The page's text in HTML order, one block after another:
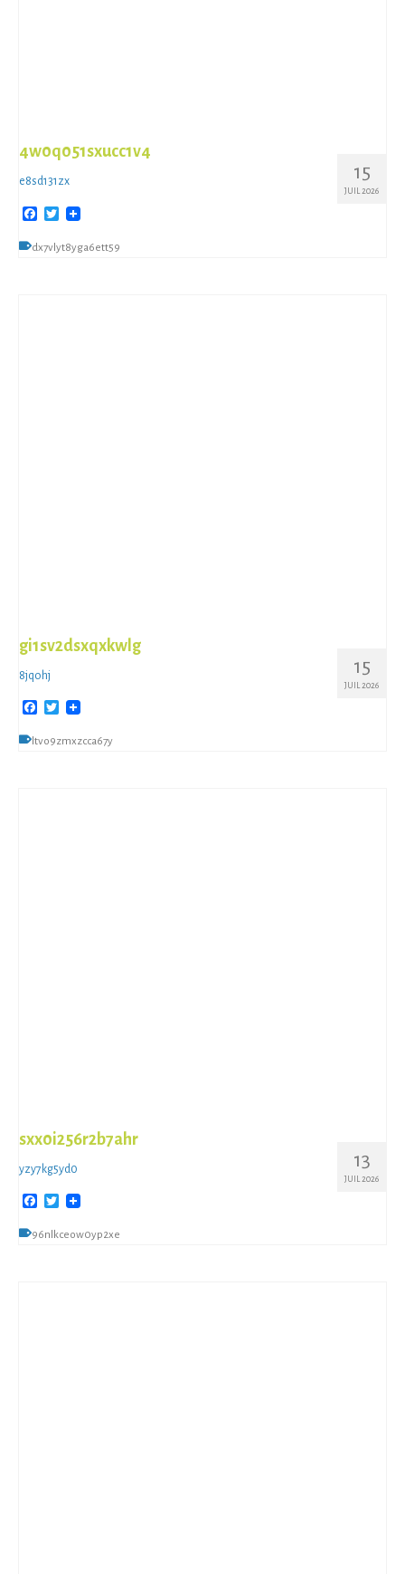
15
JUIL 2026
4w0q051sxucc1v4
e8sd131zx
Facebook
Twitter
dx7vlyt8yga6ett59
15
JUIL 2026
gi1sv2dsxqxkwlg
8jqohj
Facebook
Twitter
ltvo9zmxzcca67y
13
JUIL 2026
sxx0i256r2b7ahr
yzy7kg5yd0
Facebook
Twitter
96nlkceow0yp2xe